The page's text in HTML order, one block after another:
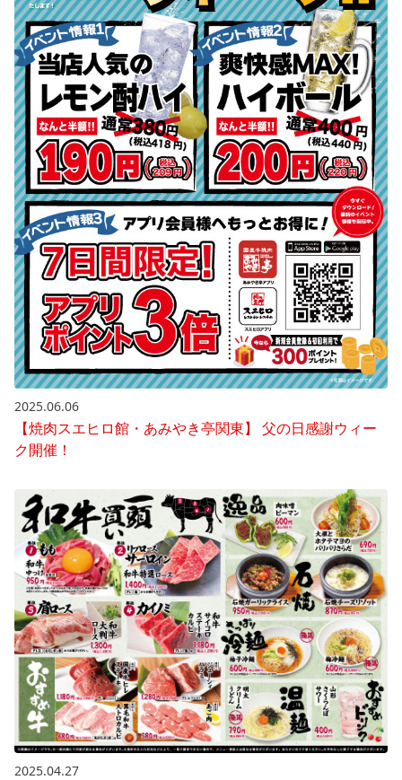
2025.06.06
【焼肉スエヒロ館・あみやき亭関東】 父の日感謝ウィー
ク開催！
2025.04.27